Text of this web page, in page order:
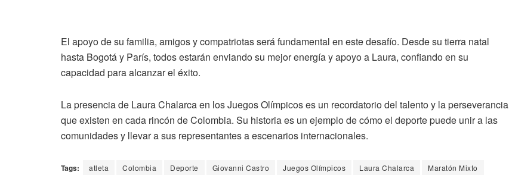
El apoyo de su familia, amigos y compatriotas será fundamental en este desafío. Desde su tierra natal
hasta Bogotá y París, todos estarán enviando su mejor energía y apoyo a Laura, confiando en su
capacidad para alcanzar el éxito.
La presencia de Laura Chalarca en los Juegos Olímpicos es un recordatorio del talento y la perseverancia
que existen en cada rincón de Colombia. Su historia es un ejemplo de cómo el deporte puede unir a las
comunidades y llevar a sus representantes a escenarios internacionales.
Tags: atleta Colombia Deporte Giovanni Castro Juegos Olímpicos Laura Chalarca
Maratón Mixto